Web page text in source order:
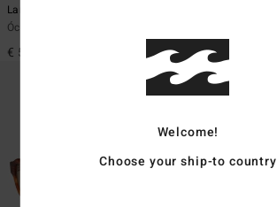
Lank
Óculos de sol Verde Unissex
€ 59,95 € 59,95
Welcome!
Choose your ship-to country